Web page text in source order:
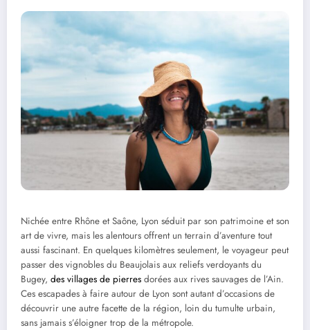
Nichée entre Rhône et Saône, Lyon séduit par son patrimoine et son
art de vivre, mais les alentours offrent un terrain d’aventure tout
aussi fascinant. En quelques kilomètres seulement, le voyageur peut
passer des vignobles du Beaujolais aux reliefs verdoyants du
Bugey, des villages de pierres dorées aux rives sauvages de l’Ain.
Ces escapades à faire autour de Lyon sont autant d’occasions de
découvrir une autre facette de la région, loin du tumulte urbain,
sans jamais s’éloigner trop de la métropole.